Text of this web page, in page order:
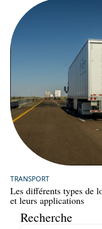
TRANSPORT
Les différents types de
et leurs applications
Recherche